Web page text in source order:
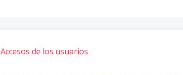
Accesos de los usuarios